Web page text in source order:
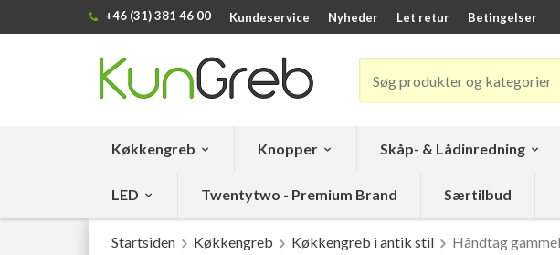
+46 (31) 381 46 00 Kundeservice Nyheder Let retur Betingelser
Køkkengreb Knopper Skåp- & Lådinredning
LED Twentytwo - Premium Brand Særtilbud
Startsiden Køkkengreb Køkkengreb i antik stil Håndtag